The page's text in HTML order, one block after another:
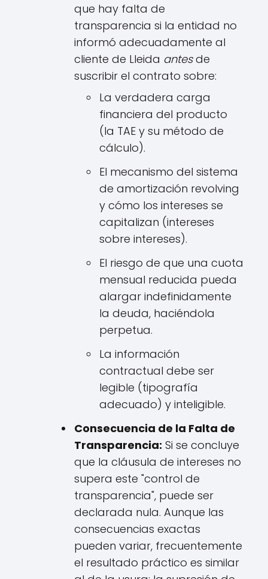
que hay falta de
transparencia si la entidad no
informó adecuadamente al
cliente de Lleida antesde
suscribir el contrato sobre:
La verdadera carga
financiera del producto
(la TAE y su método de
cálculo).
El mecanismo del sistema
de amortización revolving
y cómo los intereses se
capitalizan (intereses
sobre intereses).
El riesgo de que una cuota
mensual reducida pueda
alargar indefinidamente
la deuda, haciéndola
perpetua.
La información
contractual debe ser
legible (tipografía
adecuado) y inteligible.
Consecuencia de la Falta de
Transparencia: Si se concluye
que la cláusula de intereses no
supera este "control de
transparencia", puede ser
declarada nula. Aunque las
consecuencias exactas
pueden variar, frecuentemente
el resultado práctico es similar